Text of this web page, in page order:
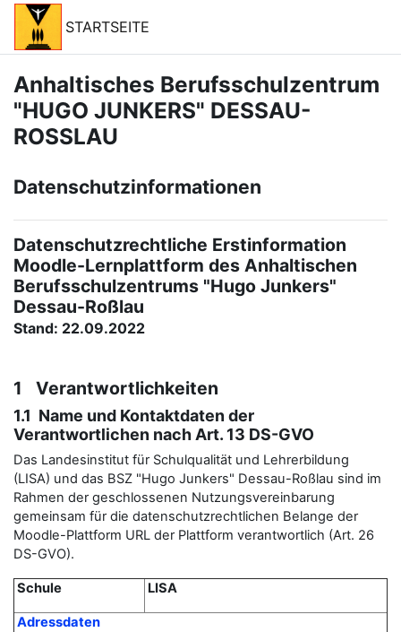
Zum Hauptinhalt
STARTSEITE
Anhaltisches Berufsschulzentrum
"HUGO JUNKERS" DESSAU-
ROSSLAU
Datenschutzinformationen
Datenschutzrechtliche Erstinformation
Moodle-Lernplattform des Anhaltischen
Berufsschulzentrums "Hugo Junkers"
Dessau-Roßlau
Stand: 22.09.2022
1 Verantwortlichkeiten
1.1 Name und Kontaktdaten der
Verantwortlichen nach Art. 13 DS-GVO
Das Landesinstitut für Schulqualität und Lehrerbildung
(LISA) und das BSZ "Hugo Junkers" Dessau-Roßlau sind im
Rahmen der geschlossenen Nutzungsvereinbarung
gemeinsam für die datenschutzrechtlichen Belange der
Moodle-Plattform URL der Plattform verantwortlich (Art. 26
DS-GVO).
Schule LISA
Adressdaten